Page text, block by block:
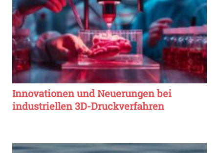
Innovationen und Neuerungen bei
industriellen 3D-Druckverfahren